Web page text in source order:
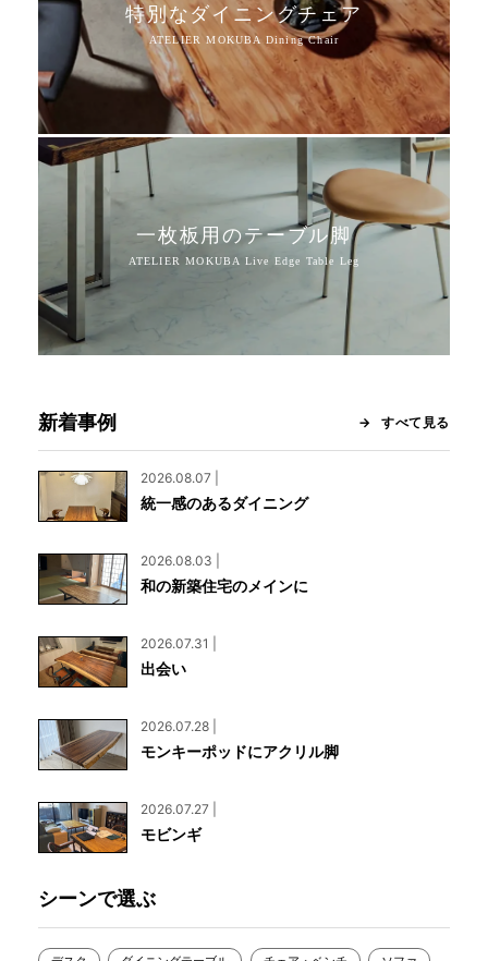
特別なダイニングチェア
一枚板用のテーブル脚
新着事例 すべて見る
2026.08.07 |
統一感のあるダイニング
2026.08.03 |
和の新築住宅のメインに
2026.07.31 |
出会い
2026.07.28 |
モンキーポッドにアクリル脚
2026.07.27 |
モビンギ
シーンで選ぶ